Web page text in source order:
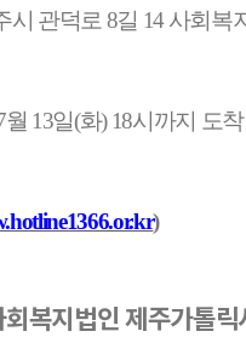
시 관덕로 8길 14사회복
월 13일(화) 18시까지 도
)
회복지법인 제주가톨